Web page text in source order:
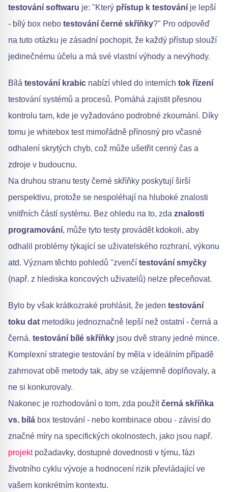
testování softwaru je: "Který přístup k testování je lepší
- bílý box nebo testování černé skříňky?" Pro odpověď
na tuto otázku je zásadní pochopit, že každý přístup slouží
jedinečnému účelu a má své vlastní výhody a nevýhody.
Bílá testování krabic nabízí vhled do interních tok řízení
testování systémů a procesů. Pomáhá zajistit přesnou
kontrolu tam, kde je vyžadováno podrobné zkoumání. Díky
tomu je whitebox test mimořádně přínosný pro včasné
odhalení skrytých chyb, což může ušetřit cenný čas a
zdroje v budoucnu.
Na druhou stranu testy černé skříňky poskytují širší
perspektivu, protože se nespoléhají na hluboké znalosti
vnitřních částí systému. Bez ohledu na to, zda znalosti
programování, může tyto testy provádět kdokoli, aby
odhalil problémy týkající se uživatelského rozhraní, výkonu
atd. Význam těchto pohledů "zvenčí testování smyčky
(např. z hlediska koncových uživatelů) nelze přeceňovat.
Bylo by však krátkozraké prohlásit, že jeden testování
toku dat metodiku jednoznačně lepší než ostatní - černá a
černá. testování bílé skříňky jsou dvě strany jedné mince.
Komplexní strategie testování by měla v ideálním případě
zahrnovat obě metody tak, aby se vzájemně doplňovaly, a
ne si konkurovaly.
Nakonec je rozhodování o tom, zda použítčerná skříňka
vs. bílá box testování - nebo kombinace obou - závisí do
značné míry na specifických okolnostech, jako jsou např.
projektpožadavky, dostupné dovednosti v týmu, fázi
životního cyklu vývoje a hodnocení rizik převládající ve
vašem konkrétním kontextu.